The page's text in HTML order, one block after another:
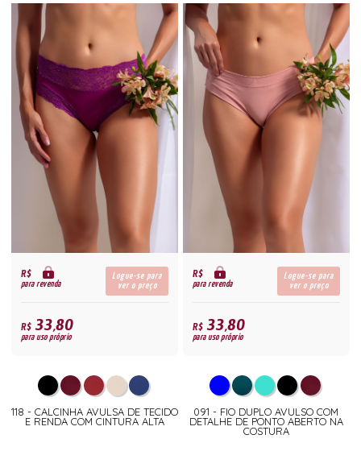
R$
para revenda
Logue-se para
ver o preço
R$33,80
para uso próprio
118 - CALCINHA AVULSA DE TECIDO
E RENDA COM CINTURA ALTA
R$
para revenda
Logue-se para
ver o preço
R$33,80
para uso próprio
091 - FIO DUPLO AVULSO COM
DETALHE DE PONTO ABERTO NA
COSTURA